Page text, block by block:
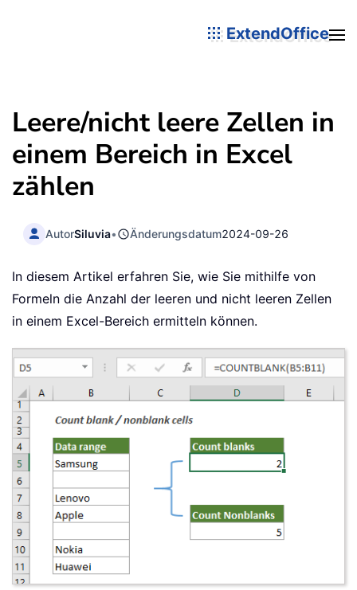
ExtendOffice
Leere/nicht leere Zellen in
einem Bereich in Excel
zählen
AutorSiluvia• Änderungsdatum2024-09-26
In diesem Artikel erfahren Sie, wie Sie mithilfe von
Formeln die Anzahl der leeren und nicht leeren Zellen
in einem Excel-Bereich ermitteln können.